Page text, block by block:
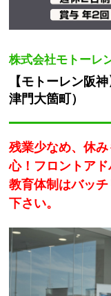
株式会社モトーレ
【モトーレン阪
津門大箇町）
残業少なめ、休
心！フロントアド
教育体制はバッ
下さい。